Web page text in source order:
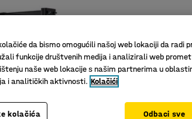
da bismo omogućili našoj web lokaciji da radi
funkcije društvenih medija i analizirali web
naše web lokacije s našim partnerima u
i analitičkih aktivnosti. Kolačići
kolačića Odbaci sve